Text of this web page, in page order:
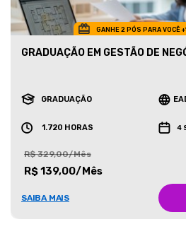
GANHE 2 PÓS PARA VOCÊ
GRADUAÇÃO EM GESTÃO DE
GRADUAÇÃO
1.720 HORAS 4
R$ 329,00/Mês
R$ 139,00/Mês
SAIBA MAIS